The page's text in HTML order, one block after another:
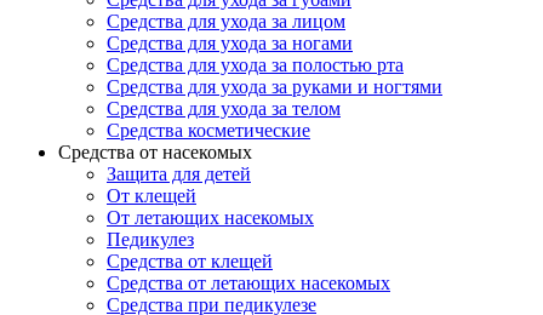
Средства для ухода за лицом
Средства для ухода за ногами
Средства для ухода за полостью рта
Средства для ухода за руками и ногтями
Средства для ухода за телом
Средства косметические
Средства от насекомых
Защита для детей
От клещей
От летающих насекомых
Педикулез
Средства от клещей
Средства от летающих насекомых
Средства при педикулезе